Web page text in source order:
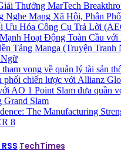
Thưởng MarTech
Nghe Mạng Xã Hội, Phân
Ưu Hóa Công Cụ Trả Lời
Hoạt Động Toàn Cầu
Tảng Manga (Truyện Tranh
vọng về quản lý tài sản
phối chiến lược với Allianz
AO 1 Point Slam đưa quần
Grand Slam
The Manufacturing
8
TechTimes